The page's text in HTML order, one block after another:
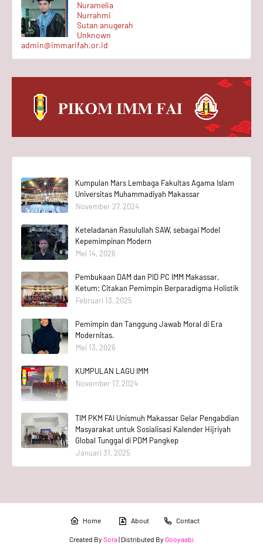
Nuramelia
Nurrahmi
Sutan anugerah
Unknown
admin@immarifah.or.id
Kumpulan Mars Lembaga Fakultas Agama Islam
Universitas Muhammadiyah Makassar
November 27, 2024
Keteladanan Rasulullah SAW, sebagai Model
Kepemimpinan Modern
Mei 14, 2026
Pembukaan DAM dan PID PC IMM Makassar,
Ketum: Citakan Pemimpin Berparadigma Holistik
Februari 13, 2025
Pemimpin dan Tanggung Jawab Moral di Era
Modernitas.
Mei 13, 2026
KUMPULAN LAGU IMM
November 17, 2024
TIM PKM FAI Unismuh Makassar Gelar Pengabdian
Masyarakat untuk Sosialisasi Kalender Hijriyah
Global Tunggal di PDM Pangkep
Januari 31, 2025
Home About Contact
Created By Sora| Distributed By Gooyaabi